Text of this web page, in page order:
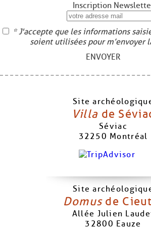
Inscription
* J'accepte que les informations
soient utilisées pour m’envoyer
ENVOYER
Site
Villa de
Séviac
32250 Montréal
Site
Domusde
Allée Julien
32800 Eauze